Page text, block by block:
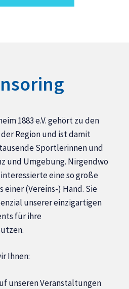
1883 e.V. gehört zu den
Region und ist damit
Sportlerinnen und
und Umgebung. Nirgendwo
eine so große
einer (Vereins-) Hand. Sie
unserer einzigartigen
für ihre
Ihnen:
unseren Veranstaltungen